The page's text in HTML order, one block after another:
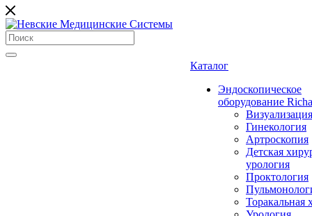
Каталог
Эндоскопическое
оборудование
Визуализация
Гинекология
Артроскопия
Детская
урология
Проктология
Торакальная